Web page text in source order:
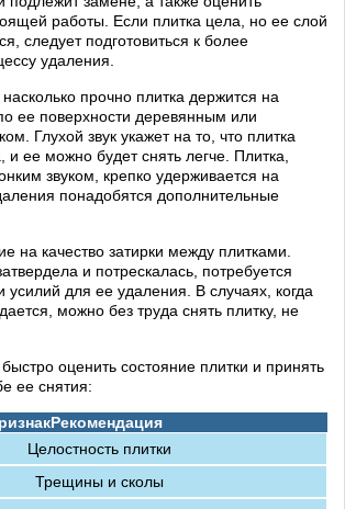
работы. Если плитка цела, но ее слой
следует подготовиться к более
удаления.
прочно плитка держится на
ее поверхности деревянным или
Глухой звук укажет на то, что плитка
и ее можно будет снять легче. Плитка,
звуком, крепко удерживается на
понадобятся дополнительные
на качество затирки между плитками.
и потрескалась, потребуется
для ее удаления. В случаях, когда
можно без труда снять плитку, не
оценить состояние плитки и принять
ее снятия:
Рекомендация
Целостность плитки
Трещины и сколы